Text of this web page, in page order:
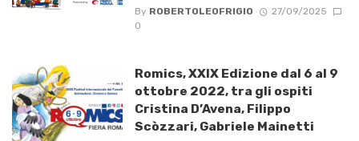
By ROBERTOLEOFRIGIO
27/09/2025
0
Romics, XXIX Edizione dal 6 al 9
ottobre 2022, tra gli ospiti
Cristina D’Avena, Filippo
Scòzzari, Gabriele Mainetti